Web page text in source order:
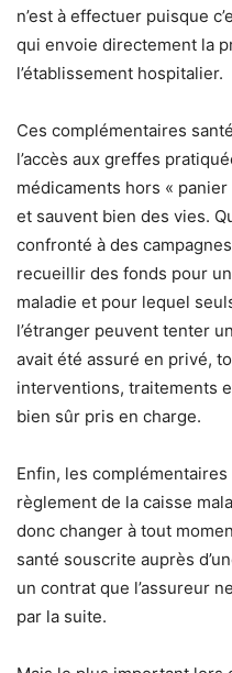
n’est à effectuer puisque
qui envoie directement la
l’établissement hospitalier.
Ces complémentaires
l’accès aux greffes
médicaments hors «
et sauvent bien des vies.
confronté à des
recueillir des fonds pour
maladie et pour lequel
l’étranger peuvent tenter
avait été assuré en privé,
interventions, traitements
bien sûr pris en charge.
Enfin, les
règlement de la caisse
donc changer à tout
santé souscrite auprès
un contrat que l’assureur
par la suite.